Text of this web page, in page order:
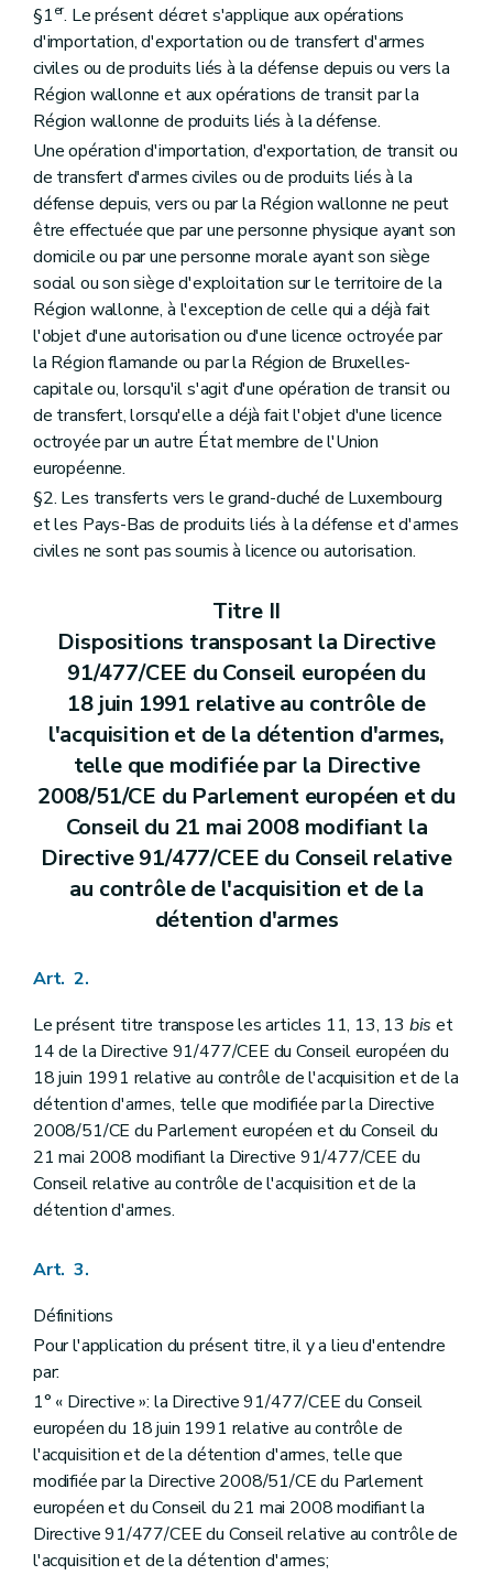
Titre V Dispositions générales et finales
Chapitre I
De la limitation, de la suspension et du retrait des licences
Art. 18
Chapitre II De la Commission d'avis
Art. 19
Chapitre III Sanctions
Art. 20
Chapitre IV Dispositions diverses
Art. 21
Art. 22
Art. 23
Art. 24
Art. 25
Chapitre V Dispositions abrogatoires et finales
Art. 26
Art. 27
§1er. Le présent décret s'applique aux opérations
d'importation, d'exportation ou de transfert d'armes
civiles ou de produits liés à la défense depuis ou vers la
Région wallonne et aux opérations de transit par la
Région wallonne de produits liés à la défense.
Une opération d'importation, d'exportation, de transit ou
de transfert d'armes civiles ou de produits liés à la
défense depuis, vers ou par la Région wallonne ne peut
être effectuée que par une personne physique ayant son
domicile ou par une personne morale ayant son siège
social ou son siège d'exploitation sur le territoire de la
Région wallonne, à l'exception de celle qui a déjà fait
l'objet d'une autorisation ou d'une licence octroyée par
la Région flamande ou par la Région de Bruxelles-
capitale ou, lorsqu'il s'agit d'une opération de transit ou
de transfert, lorsqu'elle a déjà fait l'objet d'une licence
octroyée par un autre État membre de l'Union
européenne.
§2. Les transferts vers le grand-duché de Luxembourg
et les Pays-Bas de produits liés à la défense et d'armes
civiles ne sont pas soumis à licence ou autorisation.
Titre II
Dispositions transposant la Directive
91/477/CEE du Conseil européen du
18 juin 1991 relative au contrôle de
l'acquisition et de la détention d'armes,
telle que modifiée par la Directive
2008/51/CE du Parlement européen et du
Conseil du 21 mai 2008 modifiant la
Directive 91/477/CEE du Conseil relative
au contrôle de l'acquisition et de la
détention d'armes
Art. 2.
Le présent titre transpose les articles 11, 13, 13 bis et
14 de la Directive 91/477/CEE du Conseil européen du
18 juin 1991 relative au contrôle de l'acquisition et de la
détention d'armes, telle que modifiée par la Directive
2008/51/CE du Parlement européen et du Conseil du
21 mai 2008 modifiant la Directive 91/477/CEE du
Conseil relative au contrôle de l'acquisition et de la
détention d'armes.
Art. 3.
Définitions
Pour l'application du présent titre, il y a lieu d'entendre
par:
1° « Directive »: la Directive 91/477/CEE du Conseil
européen du 18 juin 1991 relative au contrôle de
l'acquisition et de la détention d'armes, telle que
modifiée par la Directive 2008/51/CE du Parlement
européen et du Conseil du 21 mai 2008 modifiant la
Directive 91/477/CEE du Conseil relative au contrôle de
l'acquisition et de la détention d'armes;